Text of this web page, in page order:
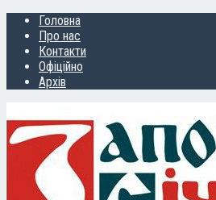
Головна
Про нас
Контакти
Офіційно
Архів